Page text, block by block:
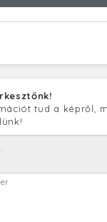
tud a képről,